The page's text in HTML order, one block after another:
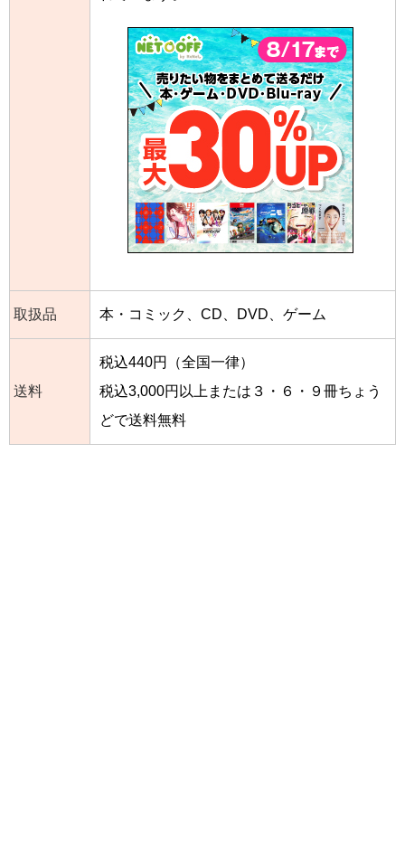
取扱品 本・コミック、CD、DVD、ゲーム
送料
税込440円（全国一律）
税込3,000円以上または３・６・９冊ちょう
どで送料無料